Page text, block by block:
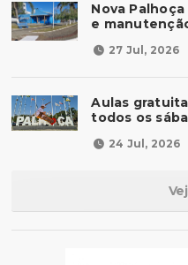
Nova
e
27 Jul, 2026
Aulas
todos os
24 Jul, 2026